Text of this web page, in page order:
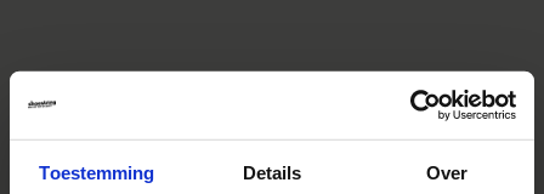
Toestemming Details Over
Reizen met Shoestring